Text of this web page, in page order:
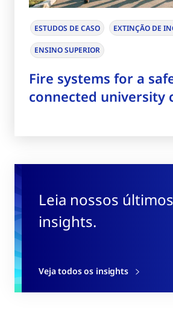
Leia nossos últimos
insights.
Veja todos os insights
ESTUDOS DE CASO EXTINÇÃO DE
ENSINO SUPERIOR
Fire systems for a
connected university